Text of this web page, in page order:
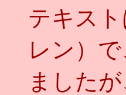
テキス
レン）
ました